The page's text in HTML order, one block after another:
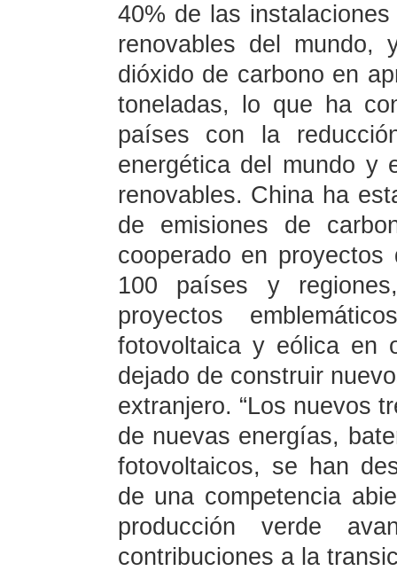
40% de las
renovables del mundo,
dióxido de carbono en
toneladas, lo que ha
países con la
energética del mundo y
renovables. China ha
de emisiones de
cooperado en
100 países y
proyectos
fotovoltaica y eólica en
dejado de construir
extranjero. “Los nuevos
de nuevas energías,
fotovoltaicos, se han
de una competencia
producción verde
contribuciones a la